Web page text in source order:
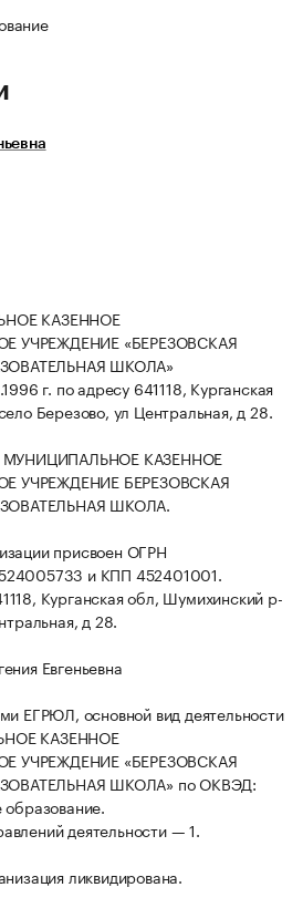
КАЗЕННОЕ
УЧРЕЖДЕНИЕ «БЕРЕЗОВСКАЯ
ШКОЛА»
г. по адресу 641118, Курганская
Березово, ул Центральная, д 28.
МУНИЦИПАЛЬНОЕ КАЗЕННОЕ
УЧРЕЖДЕНИЕ БЕРЕЗОВСКАЯ
ШКОЛА.
присвоен ОГРН
и КПП 452401001.
Курганская обл, Шумихинский р-
д 28.
Евгеньевна
ЕГРЮЛ, основной вид деятельности
КАЗЕННОЕ
УЧРЕЖДЕНИЕ «БЕРЕЗОВСКАЯ
ШКОЛА» по ОКВЭД:
деятельности — 1.
ликвидирована.